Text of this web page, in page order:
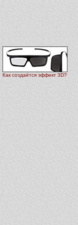
Как создаётся эффект 3D?